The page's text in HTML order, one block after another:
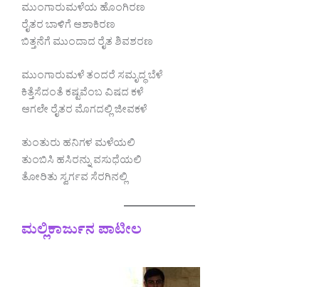
ಮುಂಗಾರುಮಳೆಯ ಹೊಂಗಿರಣ
ರೈತರ ಬಾಳಿಗೆ ಆಶಾಕಿರಣ
ಬಿತ್ತನೆಗೆ ಮುಂದಾದ ರೈತ ಶಿವಶರಣ
ಮುಂಗಾರುಮಳೆ ತಂದರೆ ಸಮೃದ್ಧ ಬೆಳೆ
ಕಿತ್ತೆಸೆದಂತೆ ಕಷ್ಟವೆಂಬ ವಿಷದ ಕಳೆ
ಆಗಲೇ ರೈತರ ಮೊಗದಲ್ಲಿ ಜೀವಕಳೆ
ತುಂತುರು ಹನಿಗಳ ಮಳೆಯಲಿ
ತುಂಬಿಸಿ ಹಸಿರನ್ನು ವಸುಧೆಯಲಿ
ತೋರಿತು ಸ್ವರ್ಗವ ಸೆರಗಿನಲ್ಲಿ
ಮಲ್ಲಿಕಾರ್ಜುನ ಪಾಟೀಲ